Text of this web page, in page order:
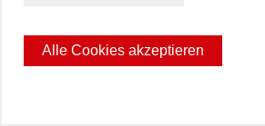
Alle Cookies akzeptieren